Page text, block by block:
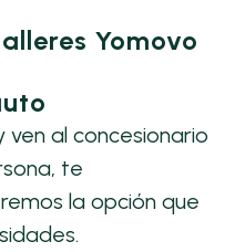
Yomovo
ven al concesionario
te
la opción que